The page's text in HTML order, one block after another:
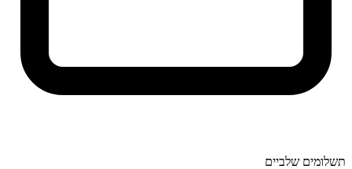
תשלומים שלביים